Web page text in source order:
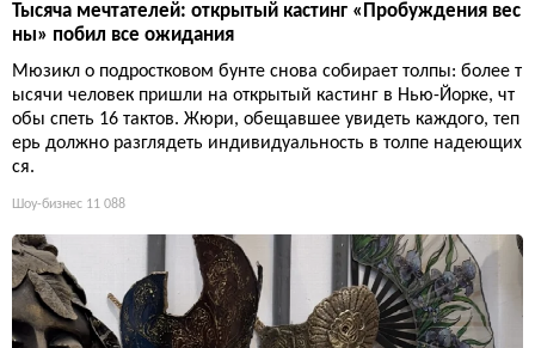
Тысяча мечтателей: открытый кастинг «Пробуждения вес
ны» побил все ожидания
Мюзикл о подростковом бунте снова собирает толпы: более т
ысячи человек пришли на открытый кастинг в Нью-Йорке, чт
обы спеть 16 тактов. Жюри, обещавшее увидеть каждого, теп
ерь должно разглядеть индивидуальность в толпе надеющих
ся.
Шоу-бизнес 11 088